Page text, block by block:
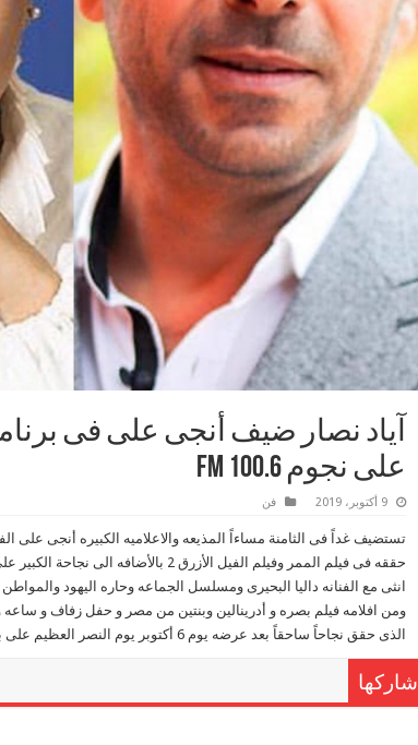
آياد نصار ضيف أنجى على فى
على نجوم FM 100.6
9 أكتوبر، 2019 فن
تستضيف غداً فى الثامنة مساءاً المذيعه والاعلاميه الكبيره أنجى على
حققه فى فيلم الممر وفيلم الفيل الأزرق 2
ومن افلامه فيلم بصره و أدرينالين وبنتين من مصر و حفل زفاف و ساعه
الذى حقق نجاحاً ساحقاً بعد عرضه يوم 6 أكتوبر يوم النصر العظيم على بعض الفضائيات
شاركها